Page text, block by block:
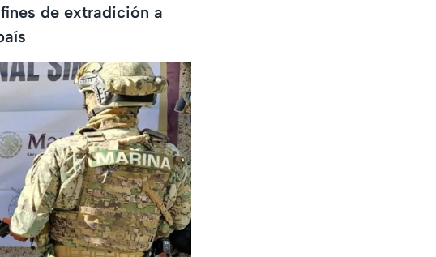
de extradición a